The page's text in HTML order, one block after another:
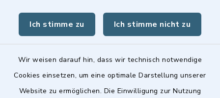
Ich stimme zu Ich stimme nicht zu
Wir weisen darauf hin, dass wir technisch notwendige
Cookies einsetzen, um eine optimale Darstellung unserer
Website zu ermöglichen. Die Einwilligung zur Nutzung
Landkreis Fürth